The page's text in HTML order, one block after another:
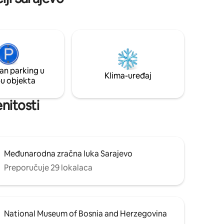
ili
Film
parking u
objekta
Klima-uređaj
Međunarodna zračna luka Sarajevo
Preporučuje 29 lokalaca
National Museum of Bosnia and Herzegovina